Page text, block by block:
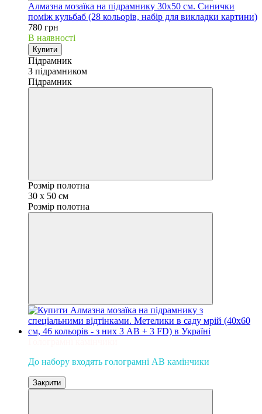
Алмазна мозаїка на підрамнику 30х50 см. Синички
поміж кульбаб (28 кольорів, набір для викладки картини)
780 грн
В наявності
Купити
Підрамник
З підрамником
Підрамник
Розмір полотна
30 х 50 см
Розмір полотна
До набору входять голограмні AB камінчики
Закрити